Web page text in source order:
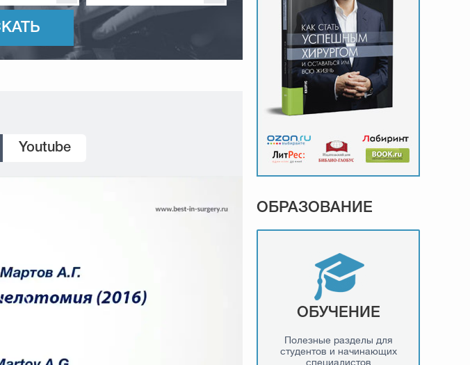
Youtube
ОБРАЗОВАНИЕ
ОБУЧЕНИЕ
Полезные разделы для
студентов и начинающих
специалистов